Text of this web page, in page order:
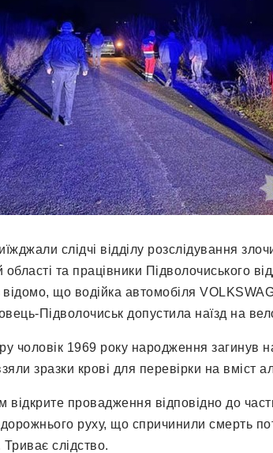
слідчі відділу розслідування
області та працівники Підволочиського
відомо, що водійка автомобіля
Підволочиськ допустила наїзд на
чоловік 1969 року народження загинув
зразки крові для перевірки на вміст
провадження відповідно до
руху, що спричинили смерть
Триває слідство.